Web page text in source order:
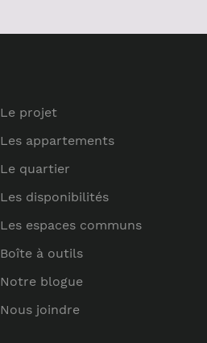
Le projet
Les appartements
Le quartier
Les disponibilités
Les espaces communs
Boîte à outils
Notre blogue
Nous joindre